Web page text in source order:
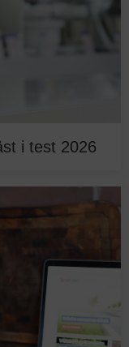
i test 2026